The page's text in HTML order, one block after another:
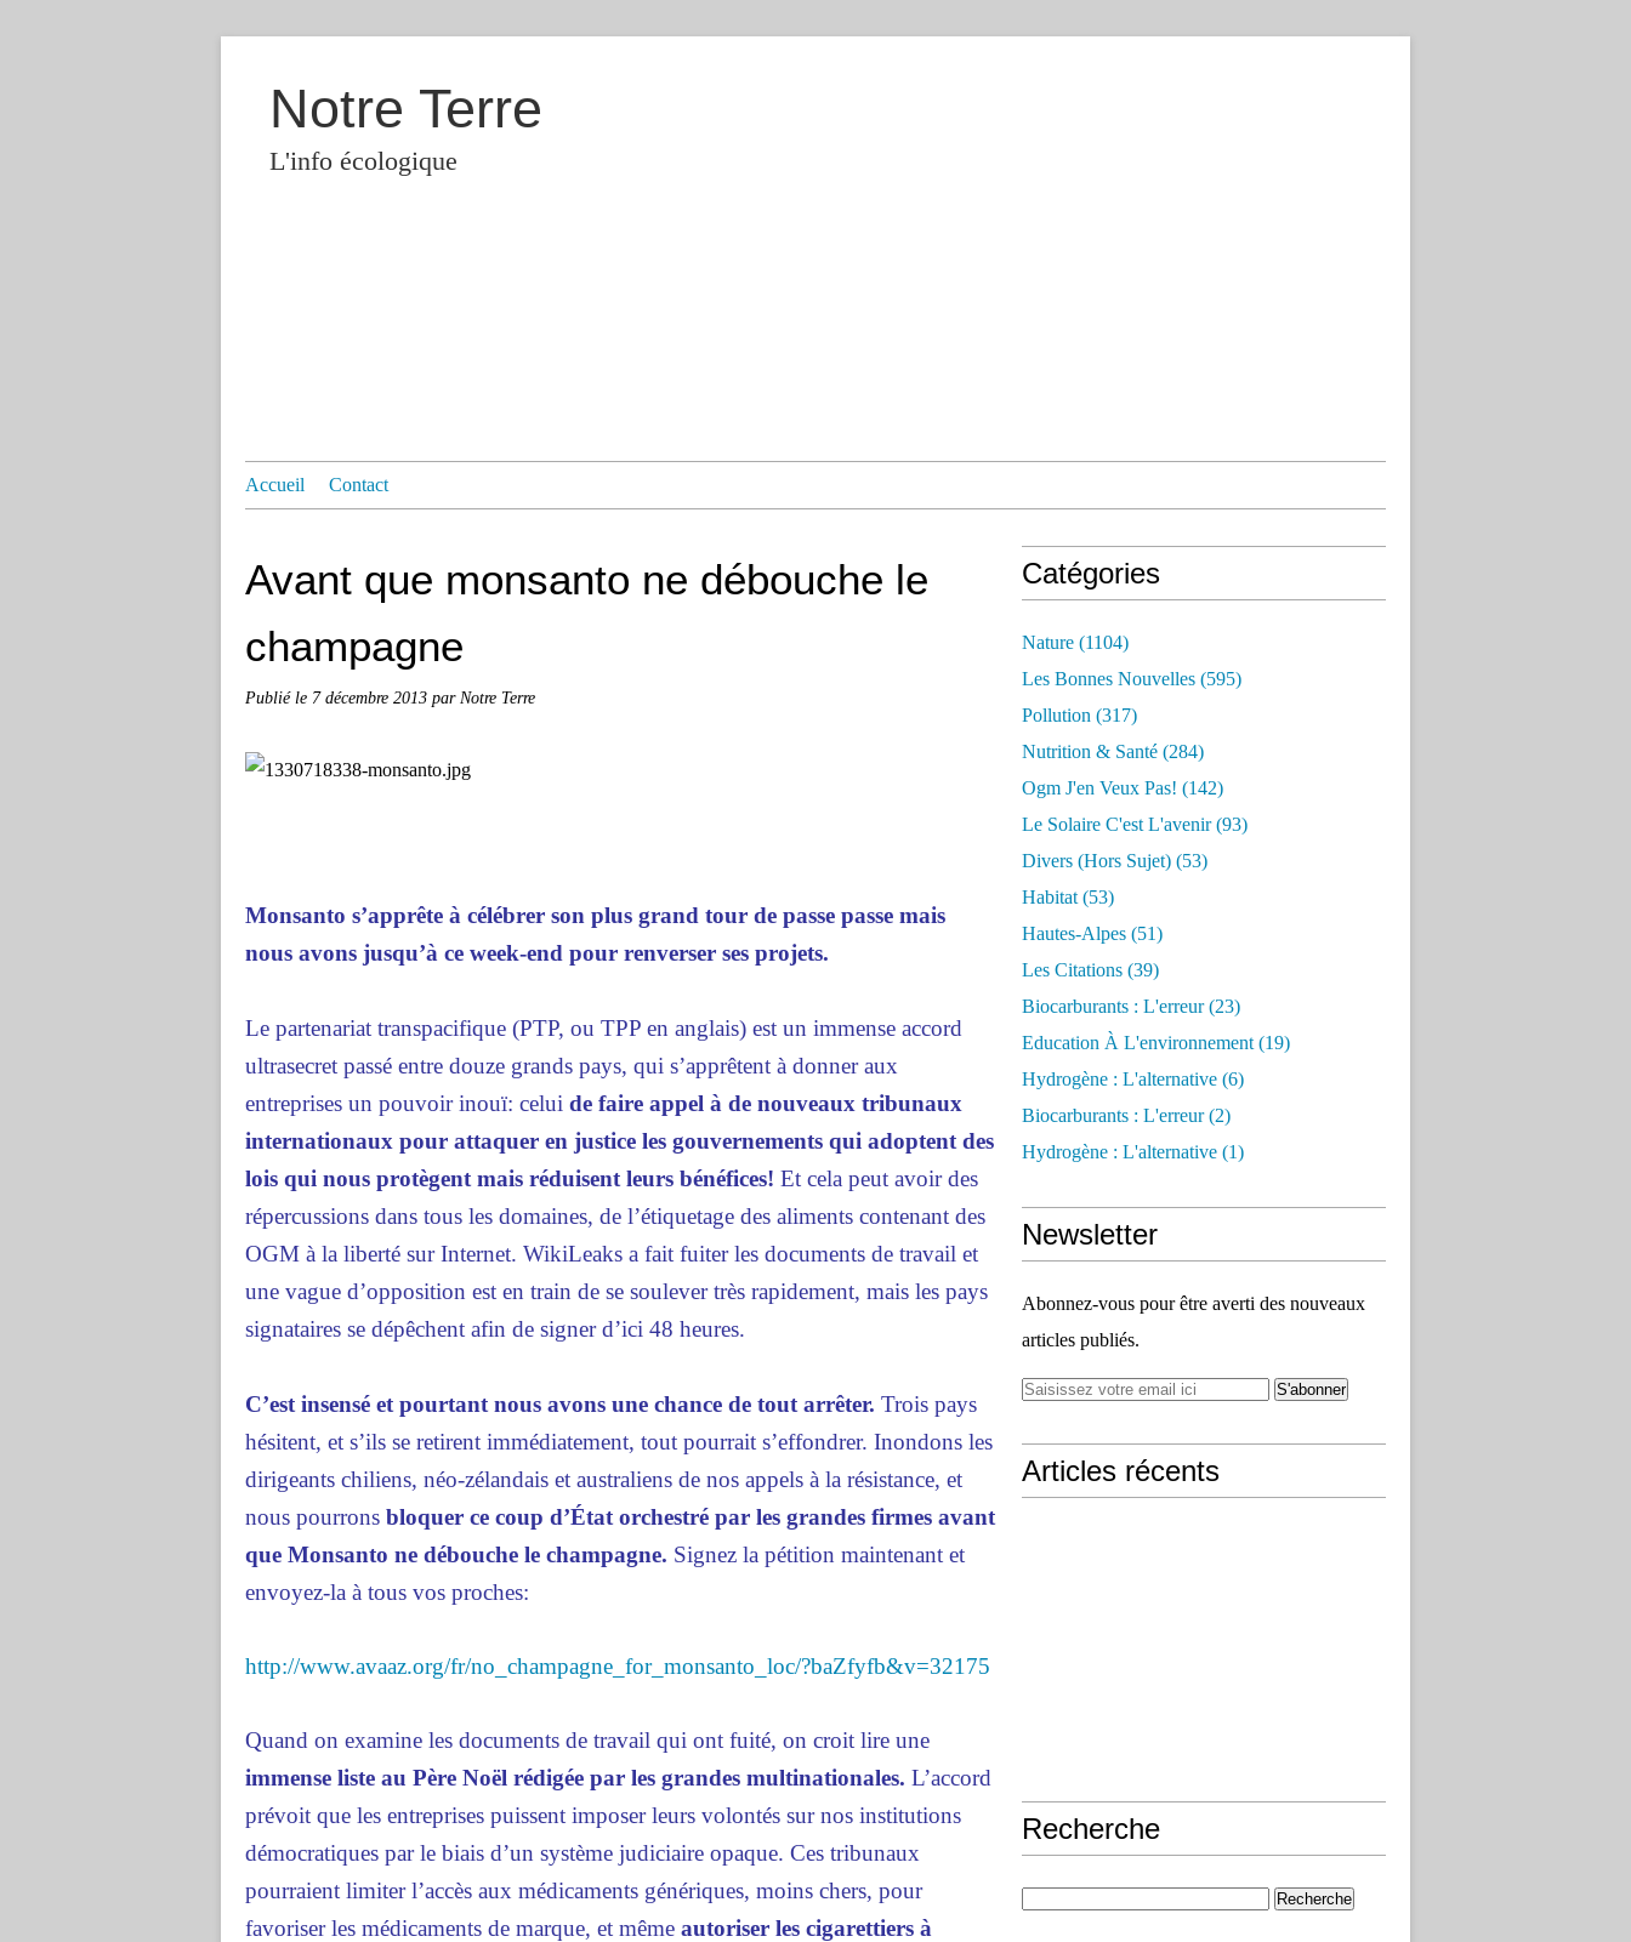
Notre Terre
L'info écologique
Accueil Contact
Avant que monsanto ne débouche le
champagne
Publié le 7 décembre 2013 par Notre Terre
Monsanto s’apprête à célébrer son plus grand tour de passe passe mais
nous avons jusqu’à ce week-end pour renverser ses projets.
Le partenariat transpacifique (PTP, ou TPP en anglais) est un immense accord
ultrasecret passé entre douze grands pays, qui s’apprêtent à donner aux
entreprises un pouvoir inouï: celui de faire appel à de nouveaux tribunaux
internationaux pour attaquer en justice les gouvernements qui adoptent des
lois qui nous protègent mais réduisent leurs bénéfices! Et cela peut avoir des
répercussions dans tous les domaines, de l’étiquetage des aliments contenant des
OGM à la liberté sur Internet. WikiLeaks a fait fuiter les documents de travail et
une vague d’opposition est en train de se soulever très rapidement, mais les pays
signataires se dépêchent afin de signer d’ici 48 heures.
C’est insensé et pourtant nous avons une chance de tout arrêter. Trois pays
hésitent, et s’ils se retirent immédiatement, tout pourrait s’effondrer. Inondons les
dirigeants chiliens, néo-zélandais et australiens de nos appels à la résistance, et
nous pourrons bloquer ce coup d’État orchestré par les grandes firmes avant
que Monsanto ne débouche le champagne. Signez la pétition maintenant et
envoyez-la à tous vos proches:
http://www.avaaz.org/fr/no_champagne_for_monsanto_loc/?baZfyfb&v=32175
Quand on examine les documents de travail qui ont fuité, on croit lire une
immense liste au Père Noël rédigée par les grandes multinationales. L’accord
prévoit que les entreprises puissent imposer leurs volontés sur nos institutions
démocratiques par le biais d’un système judiciaire opaque. Ces tribunaux
pourraient limiter l’accès aux médicaments génériques, moins chers, pour
favoriser les médicaments de marque, et même autoriser les cigarettiers à
Catégories
Nature (1104)
Les Bonnes Nouvelles (595)
Pollution (317)
Nutrition & Santé (284)
Ogm J'en Veux Pas! (142)
Le Solaire C'est L'avenir(93)
Divers (hors Sujet) (53)
Habitat (53)
Hautes-Alpes (51)
Les Citations (39)
Biocarburants : L'erreur(23)
Education À L'environnement (19)
Hydrogène : L'alternative (6)
Biocarburants : L'erreur(2)
Hydrogène : L'alternative (1)
Newsletter
Abonnez-vous pour être averti des nouveaux
articles publiés.
Articles récents
Recherche